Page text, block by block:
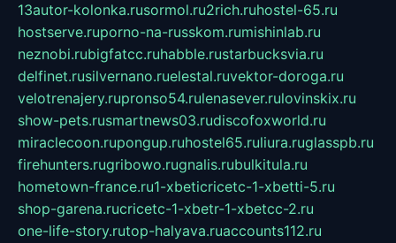
13autor-kolonka.rusormol.ru2rich.ruhostel-65.ru
hostserve.ruporno-na-russkom.rumishinlab.ru
neznobi.rubigfatcc.ruhabble.rustarbucksvia.ru
delfinet.rusilvernano.ruelestal.ruvektor-doroga.ru
velotrenajery.rupronso54.rulenasever.rulovinskix.ru
show-pets.rusmartnews03.rudiscofoxworld.ru
miraclecoon.rupongup.ruhostel65.ruliura.ruglasspb.ru
firehunters.rugribowo.rugnalis.rubulkitula.ru
hometown-france.ru1-xbeticricetc-1-xbetti-5.ru
shop-garena.rucricetc-1-xbetr-1-xbetcc-2.ru
one-life-story.rutop-halyava.ruaccounts112.ru